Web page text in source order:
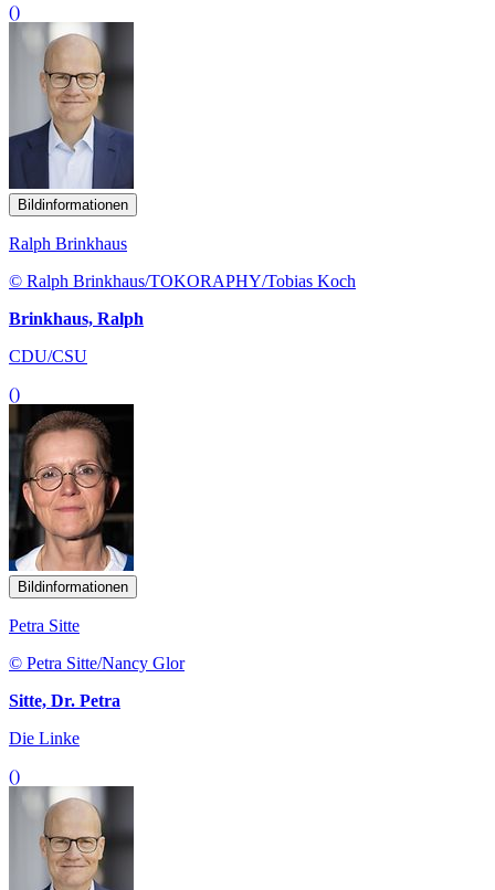
()
Bildinformationen
Ralph Brinkhaus
© Ralph Brinkhaus/TOKORAPHY/Tobias Koch
Brinkhaus, Ralph
CDU/CSU
()
Bildinformationen
Petra Sitte
© Petra Sitte/Nancy Glor
Sitte, Dr. Petra
Die Linke
()